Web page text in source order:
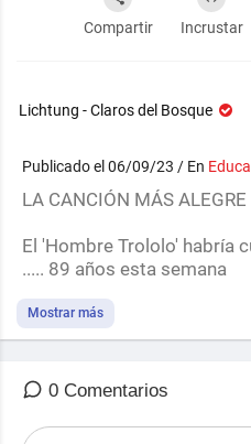
Compartir Incrustar
Lichtung - Claros del Bosque
Publicado el 06/09/23 / En
LA CANCIÓN MÁS ALEGRE
⁣El 'Hombre Trololo' habría
..... 89 años esta semana
El cantante soviético
acias a esta canción
cada de los 1960 y
mento se escuchaba
Mostrar más
0 Comentarios